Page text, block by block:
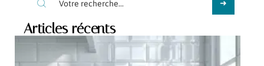
Articles récents